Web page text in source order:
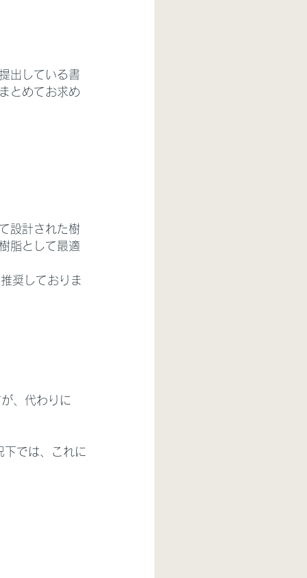
出している書
とめてお求め
設計された樹
脂として最適
奨しておりま
、代わりに
では、これに